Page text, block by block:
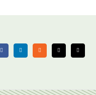
FacebookLinkedIn Rss X Email